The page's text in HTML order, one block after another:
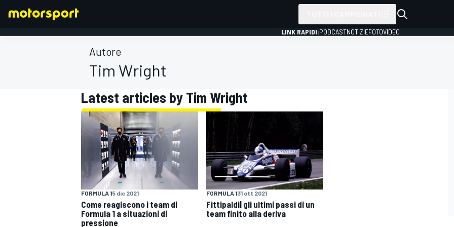
LINK RAPIDI:PODCASTNOTIZIEFOTOVIDEO
Autore
Tim Wright
Latest articles by Tim Wright
FORMULA 15 dic 2021
Come reagiscono i team di
Formula 1 a situazioni di
pressione
FORMULA 131 ott 2021
Fittipaldi| gli ultimi passi di un
team finito alla deriva